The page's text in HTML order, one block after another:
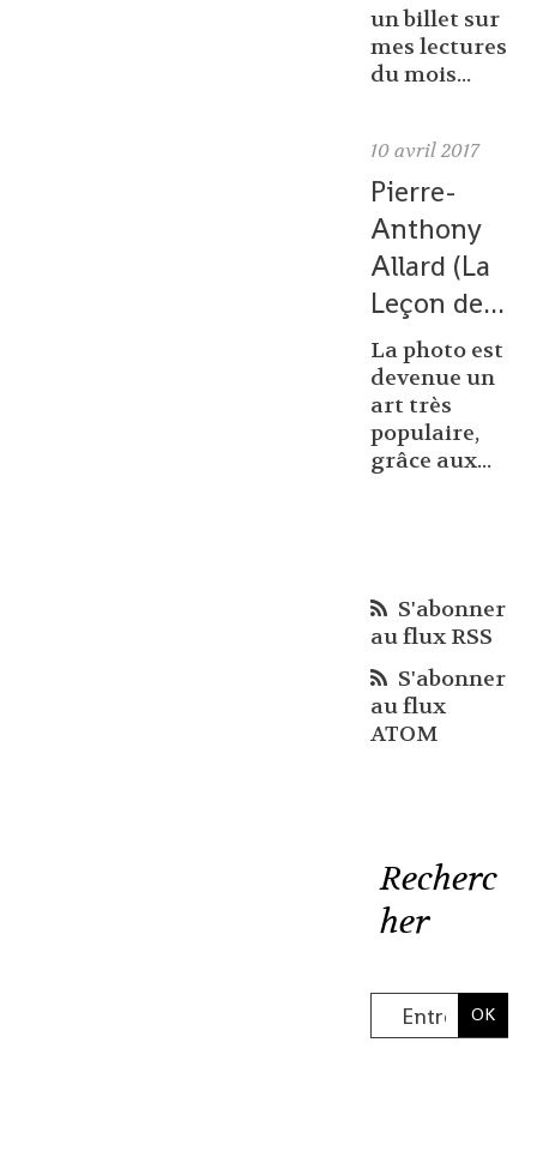
un billet sur
mes lectures
du mois...
10 avril 2017
Pierre-
Anthony
Allard (La
Leçon de...
La photo est
devenue un
art très
populaire,
grâce aux...
S'abonner
au flux RSS
S'abonner
au flux
ATOM
Recherc
her